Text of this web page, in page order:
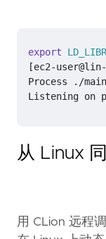
export
[ec2-
Process ./
Listening on
从 Linux
用 CLion 远程